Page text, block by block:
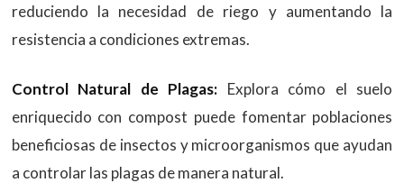
reduciendo la necesidad de riego y aumentando la
resistencia a condiciones extremas.
Control Natural de Plagas: Explora cómo el suelo
enriquecido con compost puede fomentar poblaciones
beneficiosas de insectos y microorganismos que ayudan
a controlar las plagas de manera natural.